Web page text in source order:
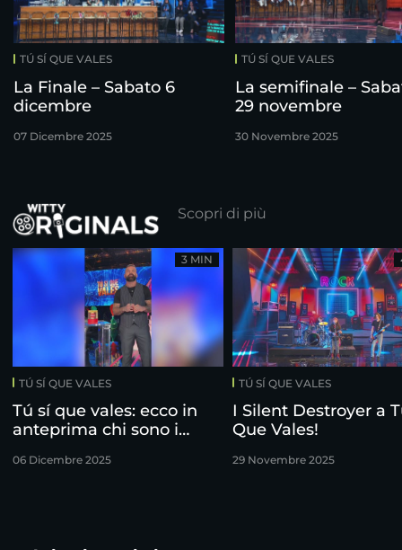
TÚ SÍ QUE VALES
La Finale – Sabato 6
dicembre
07 Dicembre 2025
TÚ SÍ QUE VALES
La semifinale –
29 novembre
30 Novembre 2025
Scopri di più
TÚ SÍ QUE VALES
Tú sí que vales: ecco in
anteprima chi sono i
06 Dicembre 2025
3 MIN
TÚ SÍ QUE VALES
I Silent Destroyer a
Que Vales!
29 Novembre 2025